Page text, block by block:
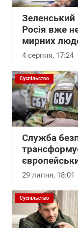
Зеленський
Росія вже
мирних
4 серпня, 17:24
Суспільство
Служба
29 липня, 18:01
Суспільство